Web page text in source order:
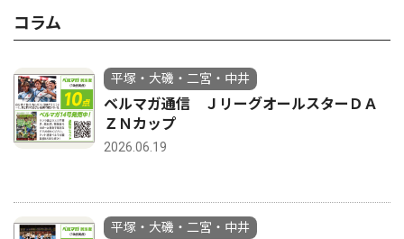
コラム
平塚・大磯・二宮・中井
ベルマガ通信 ＪリーグオールスターＤＡ
ＺＮカップ
2026.06.19
平塚・大磯・二宮・中井